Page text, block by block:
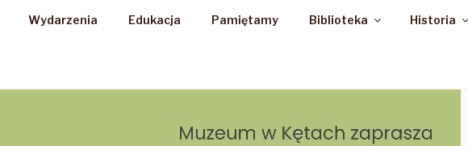
Wydarzenia Edukacja Pamiętamy Biblioteka Historia